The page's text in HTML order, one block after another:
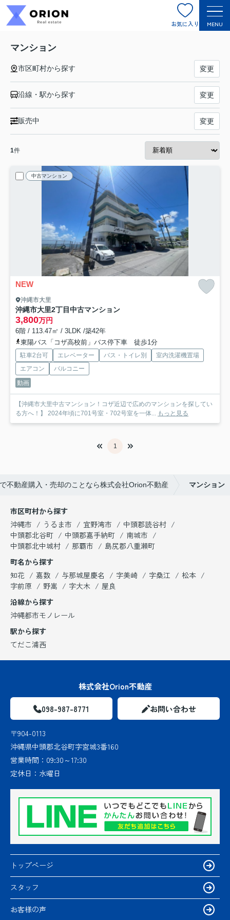
お気に入り MENU
マンション
市区町村から探す 変更
沿線・駅から探す 変更
販売中 変更
1件
中古マンション
NEW
沖縄市大里
沖縄市大里2丁目中古マンション
3,800万円
6階 / 113.47㎡ / 3LDK /築42年
東陽バス「コザ高校前」バス停下車 徒歩1分
駐車2台可 エレベーター バス・トイレ別
室内洗濯機置場
エアコン
バルコニー
動画
【沖縄市大里中古マンション！コザ近辺で広めのマンションを探してい
る方へ！】 2024年頃に701号室・702号室を一体...
もっと見る
1
不動産購入・売却のことなら株式会社Orion不動産 マンション
市区町村から探す
沖縄市
うるま市 宜野湾市
中頭郡読谷村
中頭郡北谷町
中頭郡嘉手納町
南城市
中頭郡北中城村
那覇市
島尻郡八重瀬町
町名から探す
知花
嘉数 与那城屋慶名 字美崎 字桑江
松本
字前原
野嵩 字大木
屋良
沿線から探す
沖縄都市モノレール
駅から探す
てだこ浦西
株式会社Orion不動産
098-987-8771 お問い合わせ
〒904-0113
沖縄県中頭郡北谷町字宮城3番160
営業時間： 09:30～17:30
定休日： 水曜日
トップページ
スタッフ
お客様の声